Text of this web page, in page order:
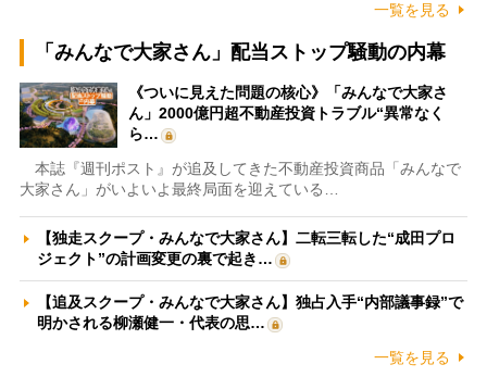
一覧を見る
「みんなで大家さん」配当ストップ騒動の内幕
《ついに見えた問題の核心》「みんなで大家さ
ん」2000億円超不動産投資トラブル“異常なく
ら…
本誌『週刊ポスト』が追及してきた不動産投資商品「みんなで
大家さん」がいよいよ最終局面を迎えている…
【独走スクープ・みんなで大家さん】二転三転した“成田プロ
ジェクト”の計画変更の裏で起き…
【追及スクープ・みんなで大家さん】独占入手“内部議事録”で
明かされる柳瀬健一・代表の思…
一覧を見る